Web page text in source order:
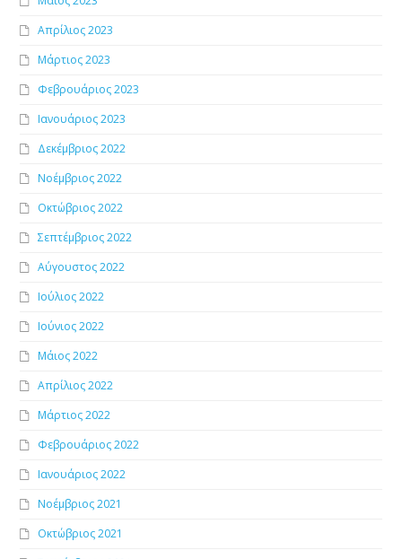
Απρίλιος 2023
Μάρτιος 2023
Φεβρουάριος 2023
Ιανουάριος 2023
Δεκέμβριος 2022
Νοέμβριος 2022
Οκτώβριος 2022
Σεπτέμβριος 2022
Αύγουστος 2022
Ιούλιος 2022
Ιούνιος 2022
Μάιος 2022
Απρίλιος 2022
Μάρτιος 2022
Φεβρουάριος 2022
Ιανουάριος 2022
Νοέμβριος 2021
Οκτώβριος 2021